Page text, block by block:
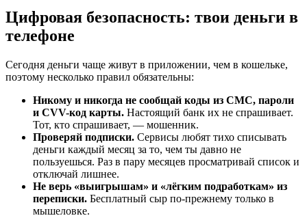
Цифровая безопасность: твои деньги в
телефоне
Сегодня деньги чаще живут в приложении, чем в кошельке,
поэтому несколько правил обязательны:
Никому и никогда не сообщай коды из СМС, пароли
и CVV-код карты. Настоящий банк их не спрашивает.
Тот, кто спрашивает, — мошенник.
Проверяй подписки. Сервисы любят тихо списывать
деньги каждый месяц за то, чем ты давно не
пользуешься. Раз в пару месяцев просматривай список и
отключай лишнее.
Не верь «выигрышам» и «лёгким подработкам» из
переписки. Бесплатный сыр по-прежнему только в
мышеловке.